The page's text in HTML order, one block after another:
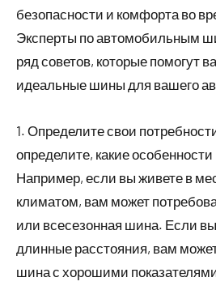
безопасности и комфорта во
Эксперты по автомобильным
ряд советов, которые помогут
идеальные шины для вашего
1. Определите свои
определите, какие
Например, если вы живете в
климатом, вам может
или всесезонная шина. Если
длинные расстояния, вам
шина с хорошими